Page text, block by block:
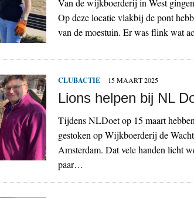
Van de wijkboerderij in West
Op deze locatie vlakbij de pont
van de moestuin. Er was flink wat
CLUBACTIE 15 MAART 2025
Lions helpen bij NL
Tijdens NLDoet op 15 maart
gestoken op Wijkboerderij de
Amsterdam. Dat vele handen licht
paar…